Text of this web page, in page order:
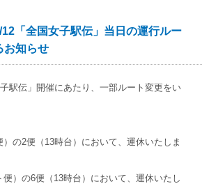
12「全国女子駅伝」当日の運行ルー
お知らせ
駅伝」開催にあたり、一部ルート変更をい
の2便（13時台）において、運休いたしま
）の6便（13時台）において、運休いたし